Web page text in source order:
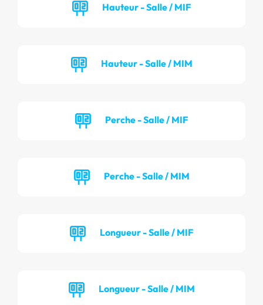
Hauteur - Salle / MIF
Hauteur - Salle / MIM
Perche - Salle / MIF
Perche - Salle / MIM
Longueur - Salle / MIF
Longueur - Salle / MIM